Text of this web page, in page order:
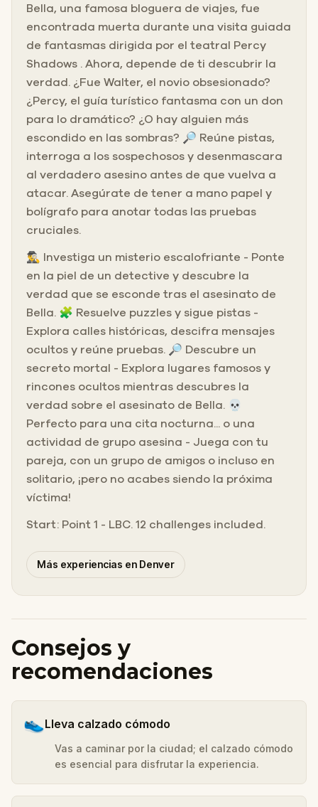
Bella, una famosa bloguera de viajes, fue
encontrada muerta durante una visita guiada
de fantasmas dirigida por el teatral Percy
Shadows . Ahora, depende de ti descubrir la
verdad. ¿Fue Walter, el novio obsesionado?
¿Percy, el guía turístico fantasma con un don
para lo dramático? ¿O hay alguien más
escondido en las sombras? 🔎 Reúne pistas,
interroga a los sospechosos y desenmascara
al verdadero asesino antes de que vuelva a
atacar. Asegúrate de tener a mano papel y
bolígrafo para anotar todas las pruebas
cruciales.
🕵️‍♂️ Investiga un misterio escalofriante - Ponte
en la piel de un detective y descubre la
verdad que se esconde tras el asesinato de
Bella. 🧩 Resuelve puzzles y sigue pistas -
Explora calles históricas, descifra mensajes
ocultos y reúne pruebas. 🔎 Descubre un
secreto mortal - Explora lugares famosos y
rincones ocultos mientras descubres la
verdad sobre el asesinato de Bella. 💀
Perfecto para una cita nocturna... o una
actividad de grupo asesina - Juega con tu
pareja, con un grupo de amigos o incluso en
solitario, ¡pero no acabes siendo la próxima
víctima!
Start: Point 1 - LBC. 12 challenges included.
Más experiencias en Denver
Consejos y
recomendaciones
👟Lleva calzado cómodo
Vas a caminar por la ciudad; el calzado cómodo
es esencial para disfrutar la experiencia.